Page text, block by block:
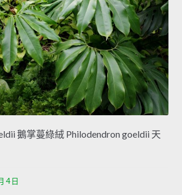
鵝掌蔓綠絨 Philodendron goeldii 天
4 日